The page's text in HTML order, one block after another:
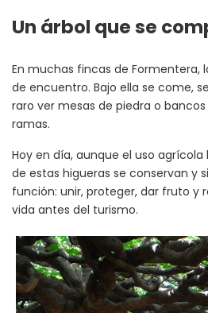
Un árbol que se
En muchas fincas de Formentera,
de encuentro. Bajo ella se come,
raro ver mesas de piedra o
ramas.
Hoy en día, aunque el uso
de estas higueras se conservan y
función: unir, proteger, dar fruto y
vida antes del turismo.